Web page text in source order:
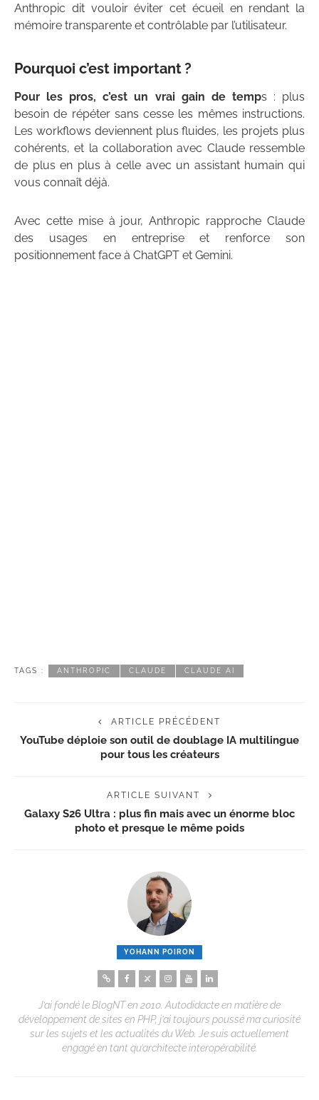
Anthropic dit vouloir éviter cet écueil en rendant la
mémoire transparente et contrôlable par l’utilisateur.
Pourquoi c’est important ?
Pour les pros, c’est un vrai gain de temps : plus
besoin de répéter sans cesse les mêmes instructions.
Les workflows deviennent plus fluides, les projets plus
cohérents, et la collaboration avec Claude ressemble
de plus en plus à celle avec un assistant humain qui
vous connaît déjà.
Avec cette mise à jour, Anthropic rapproche Claude
des usages en entreprise et renforce son
positionnement face à ChatGPT et Gemini.
TAGS : ANTHROPIC CLAUDE CLAUDE AI
ARTICLE PRÉCÉDENT
YouTube déploie son outil de doublage IA multilingue
pour tous les créateurs
ARTICLE SUIVANT
Galaxy S26 Ultra : plus fin mais avec un énorme bloc
photo et presque le même poids
YOHANN POIRON
J’ai fondé le BlogNT en 2010. Autodidacte en matière de
développement de sites en PHP, j’ai toujours poussé ma curiosité
sur les sujets et les actualités du Web. Je suis actuellement
engagé en tant qu’architecte interopérabilité.